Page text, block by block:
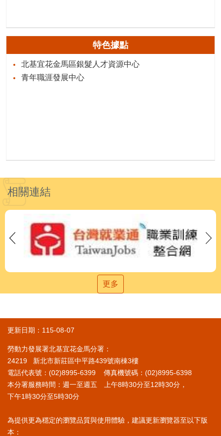
特色據點
北基宜花金馬區銀髮人才資源中心
青年職涯發展中心
相關連結
更多
更新日期：115-08-07
勞動力發展署北基宜花金馬分署：
24219 新北市新莊區中平路439號南棟3樓
電話代表號：(02)8995-6399 傳真機號碼：(02)8995-6398
本分署服務時間：週一至週五 上午8時30分至12時30分，
下午1時30分至5時30分
為提供更為穩定的瀏覽品質與使用體驗，建議更新瀏覽器至以下版
本：